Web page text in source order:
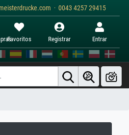
· 0043 4257 29415
Favoritos Registrar Entrar